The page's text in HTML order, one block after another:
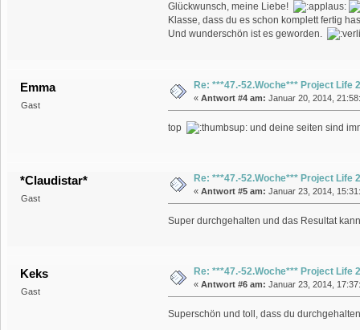
Glückwunsch, meine Liebe!
Klasse, dass du es schon komplett fertig
Und wunderschön ist es geworden.
Emma
Gast
Re: ***47.-52.Woche*** Project Life
« Antwort #4 am: Januar 20, 2014,
top und deine seiten sind
*Claudistar*
Gast
Re: ***47.-52.Woche*** Project Life
« Antwort #5 am: Januar 23, 2014,
Super durchgehalten und das Resultat
Keks
Gast
Re: ***47.-52.Woche*** Project Life
« Antwort #6 am: Januar 23, 2014,
Superschön und toll, dass du